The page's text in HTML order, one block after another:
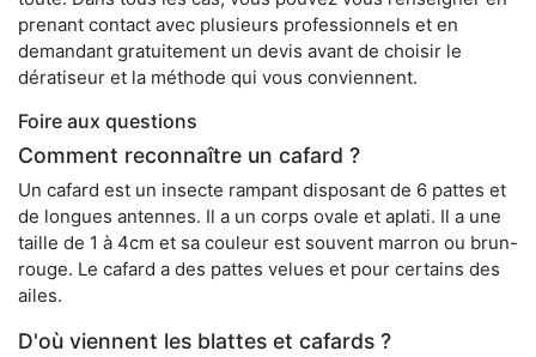
prenant contact avec plusieurs professionnels et en
demandant gratuitement un devis avant de choisir le
dératiseur et la méthode qui vous conviennent.
Foire aux questions
Comment reconnaître un cafard ?
Un cafard est un insecte rampant disposant de 6 pattes et
de longues antennes. Il a un corps ovale et aplati. Il a une
taille de 1 à 4cm et sa couleur est souvent marron ou brun-
rouge. Le cafard a des pattes velues et pour certains des
ailes.
D'où viennent les blattes et cafards ?